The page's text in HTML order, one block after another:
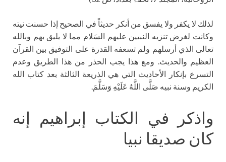
لذلك لا يكفر ولا يفسق من أنكر حديثاً في الصحيح إذا حسنت نيته
وكانت لغرض تنزيه النبيين عليهم السَلام مما لا يليق بهم وبالله
تعالى الذي أرسلهم ولم تسعفه القدرة على التوفيق بين القرآن
العظيم والحديث. ومع هذا يجب الحذر من هذا الطريق وعدم
التسرع بإنكار الأحاديث التي هي الذريعة الثالثة بعد كتاب الله
الكريم وسنة نبيه صَلَّى اللَّهُ عَلَيْهِ وَسَلَّمَ.
واذكر في الكتاب إبراهيم إنه
كان صديقا نبيا